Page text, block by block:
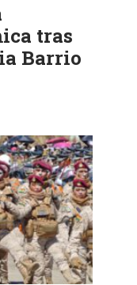
tras
Barrio